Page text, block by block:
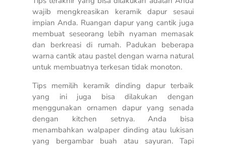
wajib mengkreasikan keramik dapur sesaui
impian Anda. Ruangan dapur yang cantik juga
membuat seseorang lebih nyaman memasak
dan berkreasi di rumah. Padukan beberapa
warna cantik atau pastel dengan warna natural
untuk membuatnya terkesan tidak monoton.
Tips memilih keramik dinding dapur terbaik
yang ini juga bisa dilakukan dengan
menggunakan ornamen dapur yang senada
dengan kitchen setnya. Anda bisa
menambahkan walpaper dinding atau lukisan
yang bergambar buah atau sayuran. Tapi